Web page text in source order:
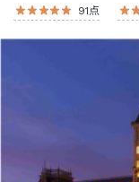
91点